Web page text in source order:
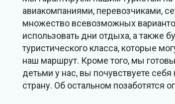
авиакомпаниями, перевозчиками,
множество всевозможных
использовать дни отдыха, а
туристического класса, которые
наш маршрут. Кроме того, мы
детьми у нас, вы почувствуете
страну. Об остальном